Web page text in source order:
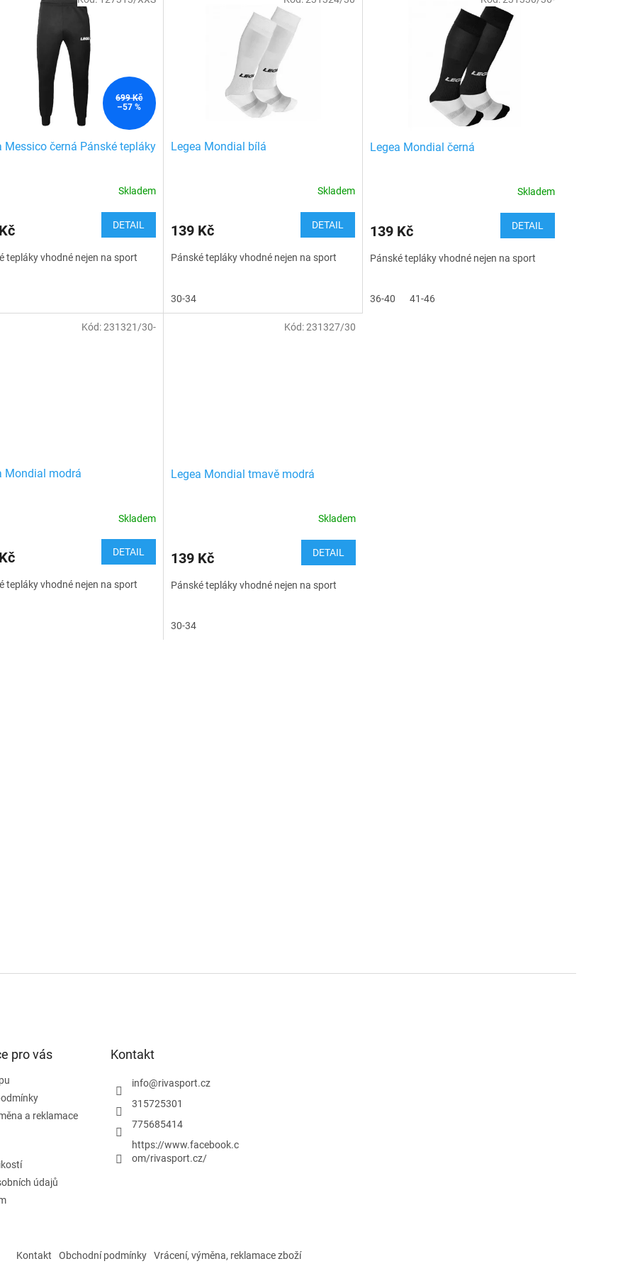
699 Kč
–57 %
Messico černá Pánské tepláky
Skladem
DETAIL
tepláky vhodné nejen na sport
Legea Mondial bílá
Skladem
139 Kč DETAIL
Pánské tepláky vhodné nejen na sport
30-34
Legea Mondial černá
Skladem
139 Kč DETAIL
Pánské tepláky vhodné nejen na sport
36-40 41-46
Mondial modrá
Skladem
DETAIL
tepláky vhodné nejen na sport
Kód:231321/30-
Legea Mondial tmavě modrá
Skladem
139 Kč DETAIL
Pánské tepláky vhodné nejen na sport
30-34
Kód:231327/30
pro vás
a reklamace
údajů
Kontakt
info@rivasport.cz
315725301
775685414
https://www.facebook.c
om/rivasport.cz/
Kontakt Obchodní podmínky Vrácení, výměna, reklamace zboží